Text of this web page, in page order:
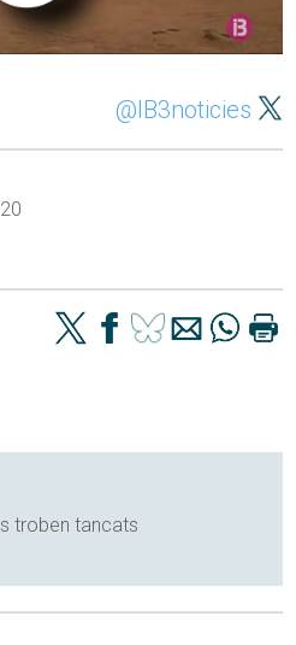
@IB3noticies
troben tancats